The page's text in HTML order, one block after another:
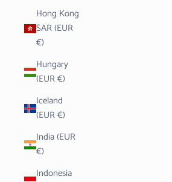
Hong Kong
SAR (EUR
€)
Hungary
(EUR €)
Iceland
(EUR €)
India (EUR
€)
Indonesia